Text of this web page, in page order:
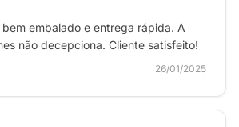
embalado e entrega rápida. A
não decepciona. Cliente satisfeito!
26/01/2025